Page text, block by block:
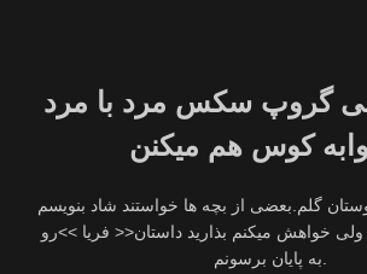
گروپ سکس مرد با مرد
کوس هم میکنن
گلم.بعضی از بچه ها خواستند شاد بنویسم
خواهش میکنم بذارید داستان<< فریا >>رو